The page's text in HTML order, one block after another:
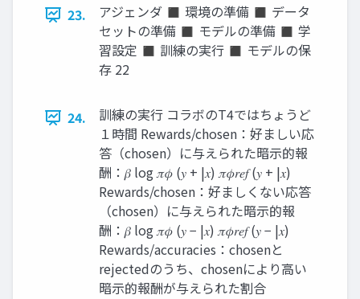
23.
アジェンダ ◼ 環境の準備 ◼ データ
セットの準備 ◼ モデルの準備 ◼ 学
習設定 ◼ 訓練の実行 ◼ モデルの保
存 22
24.
訓練の実行 コラボのT4ではちょうど
１時間 Rewards/chosen：好ましい応
答（chosen）に与えられた暗示的報
酬：𝛽 log 𝜋𝜙 (𝑦 + |𝑥) 𝜋𝜙𝑟𝑒𝑓 (𝑦 + |𝑥)
Rewards/chosen：好ましくない応答
（chosen）に与えられた暗示的報
酬：𝛽 log 𝜋𝜙 (𝑦 − |𝑥) 𝜋𝜙𝑟𝑒𝑓 (𝑦 − |𝑥)
Rewards/accuracies：chosenと
rejectedのうち、chosenにより高い
暗示的報酬が与えられた割合